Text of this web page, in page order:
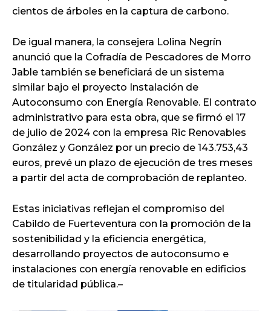
cientos de árboles en la captura de carbono.
De igual manera, la consejera Lolina Negrín
anunció que la Cofradía de Pescadores de Morro
Jable también se beneficiará de un sistema
similar bajo el proyecto Instalación de
Autoconsumo con Energía Renovable. El contrato
administrativo para esta obra, que se firmó el 17
de julio de 2024 con la empresa Ric Renovables
González y González por un precio de 143.753,43
euros, prevé un plazo de ejecución de tres meses
a partir del acta de comprobación de replanteo.
Estas iniciativas reflejan el compromiso del
Cabildo de Fuerteventura con la promoción de la
sostenibilidad y la eficiencia energética,
desarrollando proyectos de autoconsumo e
instalaciones con energía renovable en edificios
de titularidad pública.–